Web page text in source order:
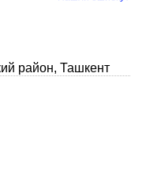
район, Ташкент